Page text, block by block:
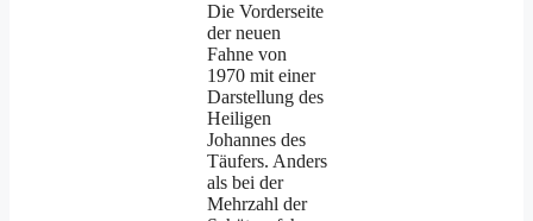
Die Vorderseite
der neuen
Fahne von
1970 mit einer
Darstellung des
Heiligen
Johannes des
Täufers. Anders
als bei der
Mehrzahl der